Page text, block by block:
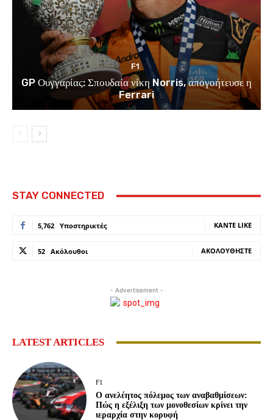
F1
GP Ουγγαρίας: Σπουδαία νίκη Norris, απογοήτευσε η
Ferrari
STAY CONNECTED
5,762 Υποστηρικτές ΚΆΝΤΕ LIKE
52 Ακόλουθοι ΑΚΟΛΟΥΘΉΣΤΕ
- Advertisement -
LATEST ARTICLES
F1
Ο ανελέητος πόλεμος των αναβαθμίσεων:
Πώς η εξέλιξη των μονοθεσίων κρίνει την
ιεραρχία στην κορυφή